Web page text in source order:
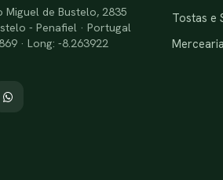
Miguel de Bustelo, 2835
- Penafiel · Portugal
· Long: -8.263922
Tostas e
Mercearia